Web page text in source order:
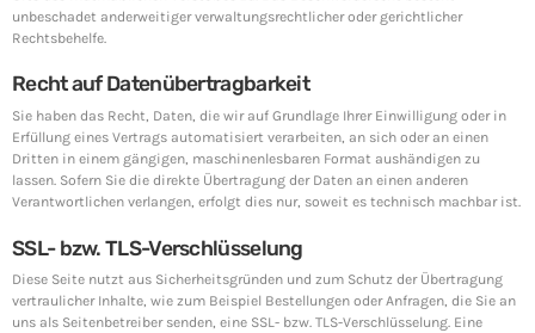
unbeschadet anderweitiger verwaltungsrechtlicher oder gerichtlicher
Rechtsbehelfe.
Recht auf Datenübertragbarkeit
Sie haben das Recht, Daten, die wir auf Grundlage Ihrer Einwilligung oder in
Erfüllung eines Vertrags automatisiert verarbeiten, an sich oder an einen
Dritten in einem gängigen, maschinenlesbaren Format aushändigen zu
lassen. Sofern Sie die direkte Übertragung der Daten an einen anderen
Verantwortlichen verlangen, erfolgt dies nur, soweit es technisch machbar ist.
SSL- bzw. TLS-Verschlüsselung
Diese Seite nutzt aus Sicherheitsgründen und zum Schutz der Übertragung
vertraulicher Inhalte, wie zum Beispiel Bestellungen oder Anfragen, die Sie an
uns als Seitenbetreiber senden, eine SSL- bzw. TLS-Verschlüsselung. Eine